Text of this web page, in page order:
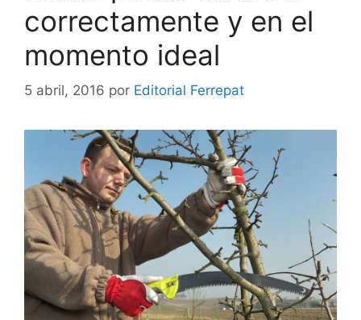
correctamente y en el
momento ideal
5 abril, 2016 por Editorial Ferrepat